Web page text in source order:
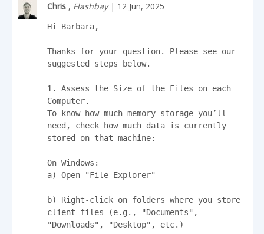
Chris , Flashbay| 12 Jun, 2025
Hi Barbara,
Thanks for your question. Please see our
suggested steps below.
1. Assess the Size of the Files on each
Computer.
To know how much memory storage you’ll
need, check how much data is currently
stored on that machine:
On Windows:
a) Open "File Explorer"
b) Right-click on folders where you store
client files (e.g., "Documents",
"Downloads", "Desktop", etc.)